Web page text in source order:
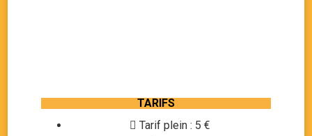
TARIFS
Tarif plein : 5 €